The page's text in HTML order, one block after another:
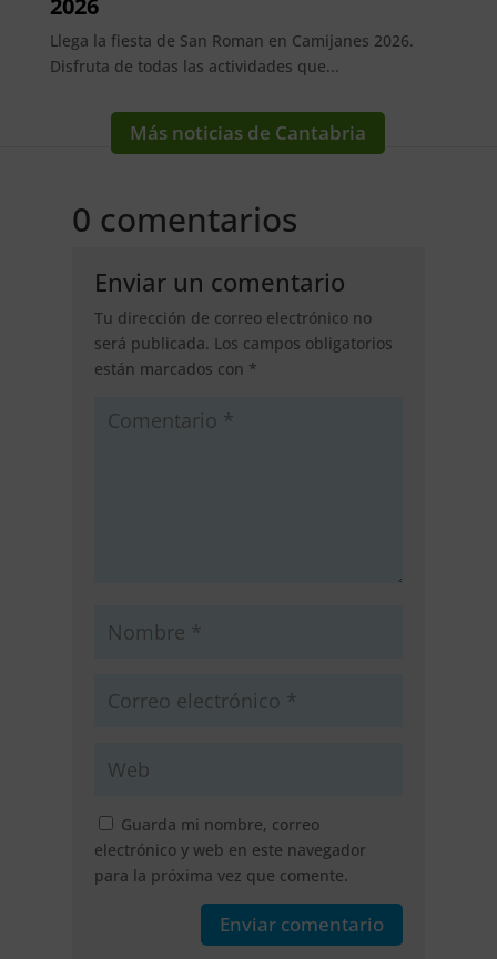
2026
Llega la fiesta de San Roman en Camijanes 2026.
Disfruta de todas las actividades que...
Más noticias de Cantabria
0 comentarios
Enviar un comentario
Tu dirección de correo electrónico no
será publicada. Los campos obligatorios
están marcados con *
Guarda mi nombre, correo
electrónico y web en este navegador
para la próxima vez que comente.
Enviar comentario